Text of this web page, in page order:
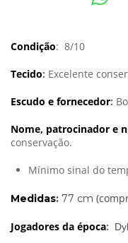
Condição: 8/10
Tecido: Excelente
Escudo e fornecedor:
Nome, patrocinador e
conservação.
Mínimo sinal do
Medidas: 77 cm
Jogadores da época: